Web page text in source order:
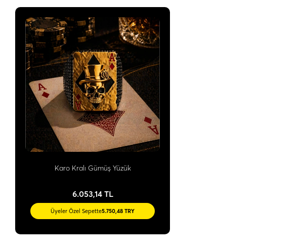
Karo Kralı Gümüş Yüzük
6.053,14 TL
Üyeler Özel Sepette5.750,48 TRY